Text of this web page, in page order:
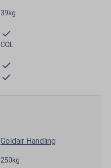
39kg
COL
Goldair Handling
250kg